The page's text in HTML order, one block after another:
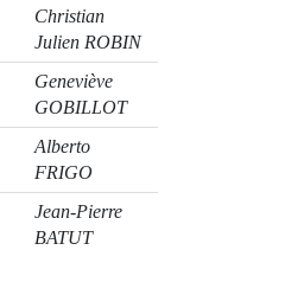
Christian
Julien ROBIN
Geneviève
GOBILLOT
Alberto
FRIGO
Jean-Pierre
BATUT